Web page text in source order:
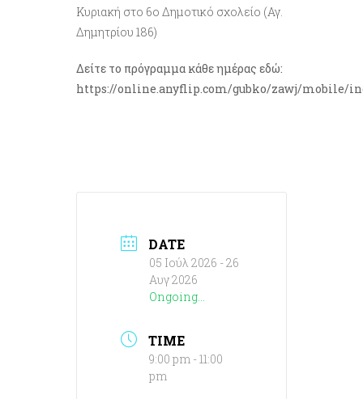
Κυριακή στο 6ο Δημοτικό σχολείο (Αγ.
Δημητρίου 186)
Δείτε το πρόγραμμα κάθε ημέρας εδώ:
https://online.anyflip.com/gubko/zawj/mobile/
DATE
05 Ιούλ 2026 - 26
Αυγ 2026
Ongoing...
TIME
9:00 pm - 11:00
pm